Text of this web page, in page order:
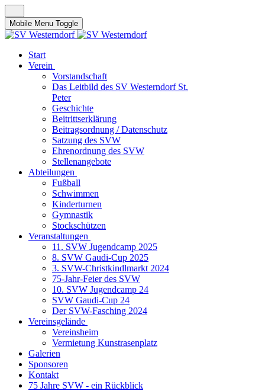
Mobile Menu Toggle
Start
Verein
Vorstandschaft
Das Leitbild des SV Westerndorf St.
Peter
Geschichte
Beitrittserklärung
Beitragsordnung / Datenschutz
Satzung des SVW
Ehrenordnung des SVW
Stellenangebote
Abteilungen
Fußball
Schwimmen
Kinderturnen
Gymnastik
Stockschützen
Veranstaltungen
11. SVW Jugendcamp 2025
8. SVW Gaudi-Cup 2025
3. SVW-Christkindlmarkt 2024
75-Jahr-Feier des SVW
10. SVW Jugendcamp 24
SVW Gaudi-Cup 24
Der SVW-Fasching 2024
Vereinsgelände
Vereinsheim
Vermietung Kunstrasenplatz
Galerien
Sponsoren
Kontakt
75 Jahre SVW - ein Rückblick